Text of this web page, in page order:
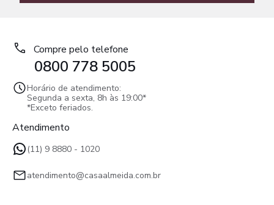
Compre pelo telefone
0800 778 5005
Horário de atendimento:
Segunda a sexta, 8h às 19:00*
*Exceto feriados.
Atendimento
(11) 9 8880 - 1020
atendimento@casaalmeida.com.br